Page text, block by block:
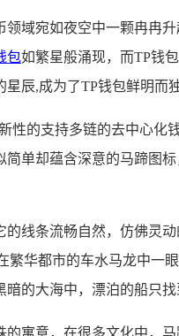
域宛如夜空中一颗冉冉
包如繁星般涌现，而TP钱
辰,成为了TP钱包鲜明而
性的支持多链的去中心化
单却蕴含深意的马蹄图
线条流畅自然，仿佛灵
繁华都市的车水马龙中
的大海中，漂泊的船只
寓意，在很多文化中，